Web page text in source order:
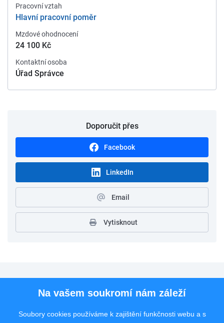
Pracovní vztah
Hlavní pracovní poměr
Mzdové ohodnocení
24 100 Kč
Kontaktní osoba
Úřad Správce
Doporučit přes
Facebook
LinkedIn
Email
Vytisknout
Pro uchazečeNa vašem soukromí nám záleží
Soubory cookies používáme k zajištění funkčnosti webu a s